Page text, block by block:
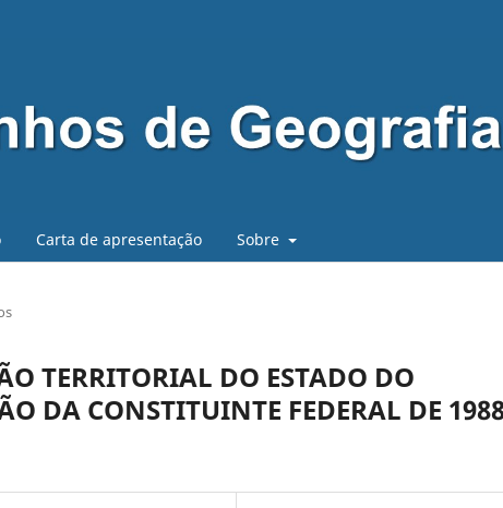
Carta de apresentação Sobre
TERRITORIAL DO ESTADO DO
DA CONSTITUINTE FEDERAL DE